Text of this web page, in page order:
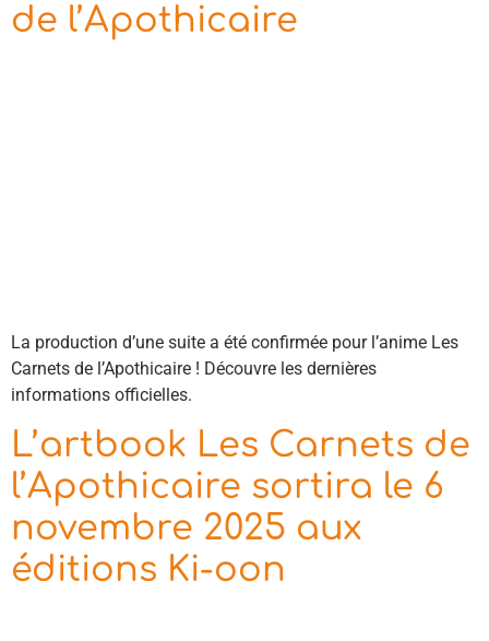
de l’Apothicaire
La production d’une suite a été confirmée pour l’anime Les
Carnets de l’Apothicaire ! Découvre les dernières
informations officielles.
L’artbook Les Carnets de
l’Apothicaire sortira le 6
novembre 2025 aux
éditions Ki-oon